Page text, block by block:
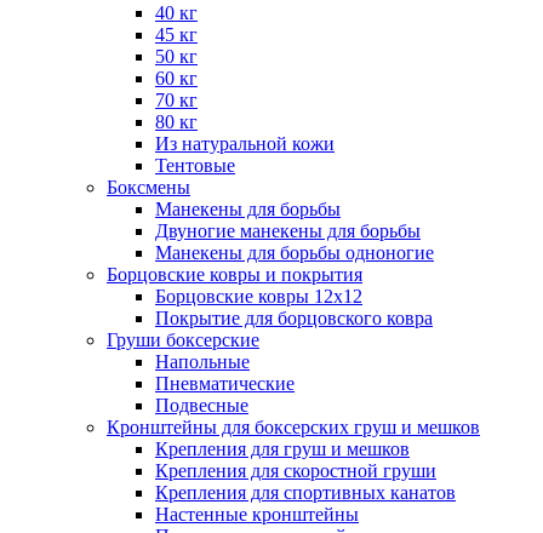
40 кг
45 кг
50 кг
60 кг
70 кг
80 кг
Из натуральной кожи
Тентовые
Боксмены
Манекены для борьбы
Двуногие манекены для борьбы
Манекены для борьбы одноногие
Борцовские ковры и покрытия
Борцовские ковры 12х12
Покрытие для борцовского ковра
Груши боксерские
Напольные
Пневматические
Подвесные
Кронштейны для боксерских груш и мешков
Крепления для груш и мешков
Крепления для скоростной груши
Крепления для спортивных канатов
Настенные кронштейны